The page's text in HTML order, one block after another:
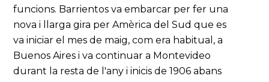
funcions. Barrientos va embarcar per fer una
nova i llarga gira per Amèrica del Sud que es
va iniciar el mes de maig, com era habitual, a
Buenos Aires i va continuar a Montevideo
durant la resta de l'any i inicis de 1906 abans